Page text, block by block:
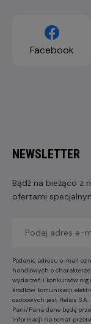
Facebook
NEWSLETTER
Bądź na bieżąco z
ofertami
Podanie adresu e-mail
handlowych o
wydarzeń i konkursów
środków komunikacji
osobowych jest Helios
Pani/Pana dane będą
informacji na temat